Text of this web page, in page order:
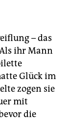
– das
ihr Mann
Glück im
zogen sie
mit
die